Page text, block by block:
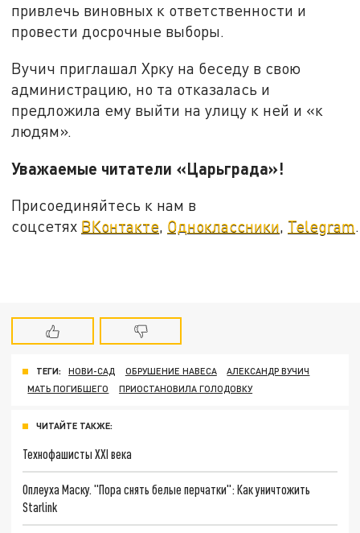
привлечь виновных к ответственности и
провести досрочные выборы.
Вучич приглашал Хрку на беседу в свою
администрацию, но та отказалась и
предложила ему выйти на улицу к ней и «к
людям».
Уважаемые читатели «Царьграда»!
Присоединяйтесь к нам в
соцсетях ВКонтакте, Одноклассники, Telegram.
ТЕГИ: НОВИ-САД ОБРУШЕНИЕ НАВЕСА
АЛЕКСАНДР ВУЧИЧ
МАТЬ ПОГИБШЕГО
ПРИОСТАНОВИЛА ГОЛОДОВКУ
ЧИТАЙТЕ ТАКЖЕ:
Технофашисты XXI века
Оплеуха Маску. "Пора снять белые перчатки": Как уничтожить
Starlink